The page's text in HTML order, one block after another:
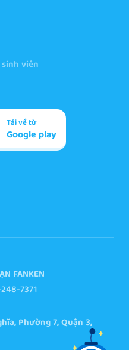
viên
Tải về từ
Google play
FANKEN
7371
Phường 7, Quận 3,